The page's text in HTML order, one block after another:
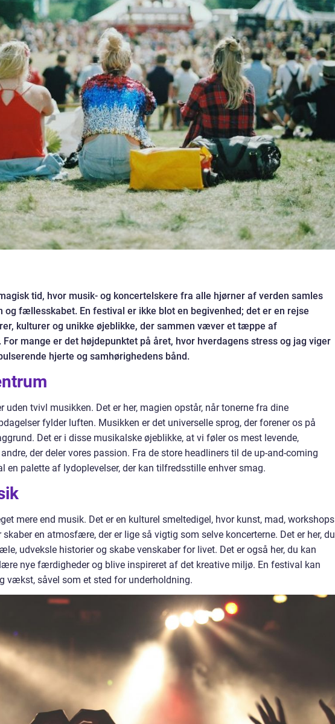
tid, hvor musik- og koncertelskere fra alle hjørner af verden samles
og fællesskabet. En festival er ikke blot en begivenhed; det er en rejse
kulturer og unikke øjeblikke, der sammen væver et tæppe af
mange er det højdepunktet på året, hvor hverdagens stress og jag viger
hjerte og samhørighedens bånd.
uden tvivl musikken. Det er her, magien opstår, når tonerne fra dine
fylder luften. Musikken er det universelle sprog, der forener os på
Det er i disse musikalske øjeblikke, at vi føler os mest levende,
der deler vores passion. Fra de store headliners til de up-and-coming
en palette af lydoplevelser, der kan tilfredsstille enhver smag.
mere end musik. Det er en kulturel smeltedigel, hvor kunst, mad, workshops
en atmosfære, der er lige så vigtig som selve koncerterne. Det er her, du
udveksle historier og skabe venskaber for livet. Det er også her, du kan
nye færdigheder og blive inspireret af det kreative miljø. En festival kan
vækst, såvel som et sted for underholdning.